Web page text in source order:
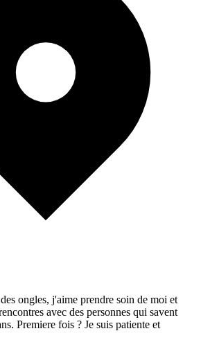
ongles, j'aime prendre soin de moi et
avec des personnes qui savent
Premiere fois ? Je suis patiente et